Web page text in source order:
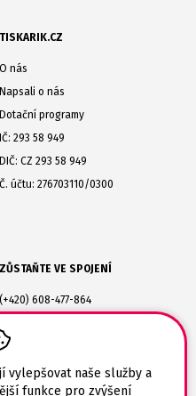
vylepšovat naše služby a
funkce pro zvýšení
TISKARIK.CZ
O nás
Napsali o nás
Dotační programy
IČ: 293 58 949
DIČ: CZ 293 58 949
Č. účtu: 276703110/0300
ZŮSTAŇTE VE SPOJENÍ
(+420) 608-477-864